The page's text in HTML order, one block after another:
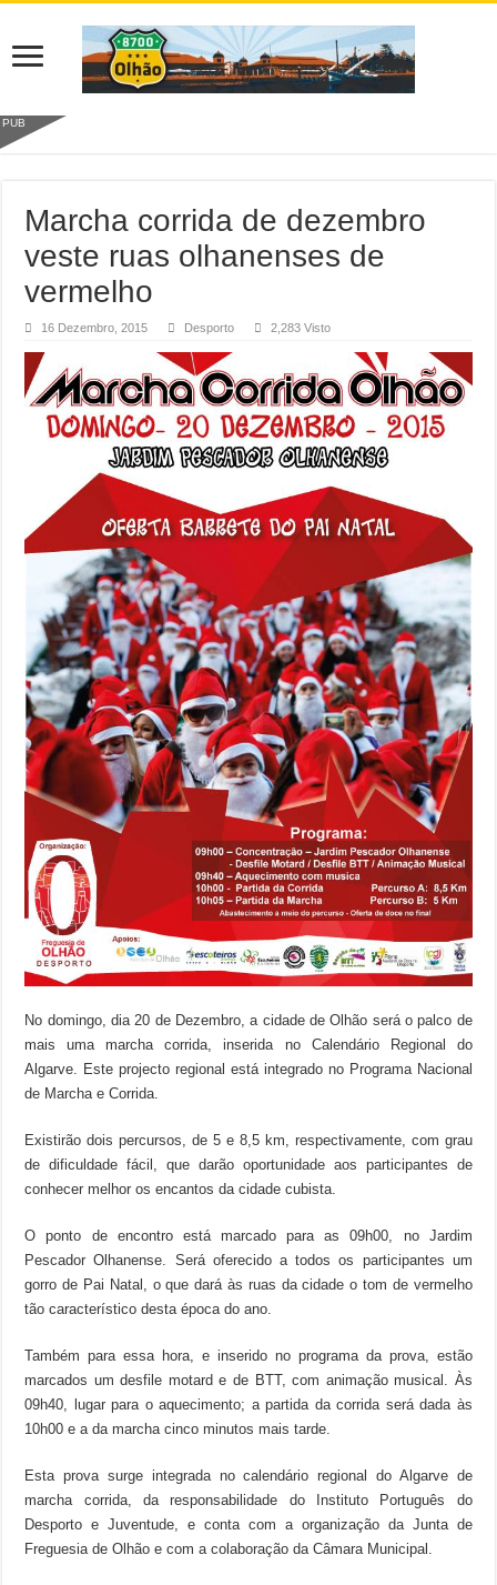
PUB
Marcha corrida de dezembro
veste ruas olhanenses de
vermelho
16 Dezembro, 2015 Desporto 2,283 Visto
No domingo, dia 20 de Dezembro, a cidade de Olhão será o palco de
mais uma marcha corrida, inserida no Calendário Regional do
Algarve. Este projecto regional está integrado no Programa Nacional
de Marcha e Corrida.
Existirão dois percursos, de 5 e 8,5 km, respectivamente, com grau
de dificuldade fácil, que darão oportunidade aos participantes de
conhecer melhor os encantos da cidade cubista.
O ponto de encontro está marcado para as 09h00, no Jardim
Pescador Olhanense. Será oferecido a todos os participantes um
gorro de Pai Natal, o que dará às ruas da cidade o tom de vermelho
tão característico desta época do ano.
Também para essa hora, e inserido no programa da prova, estão
marcados um desfile motard e de BTT, com animação musical. Às
09h40, lugar para o aquecimento; a partida da corrida será dada às
10h00 e a da marcha cinco minutos mais tarde.
Esta prova surge integrada no calendário regional do Algarve de
marcha corrida, da responsabilidade do Instituto Português do
Desporto e Juventude, e conta com a organização da Junta de
Freguesia de Olhão e com a colaboração da Câmara Municipal.